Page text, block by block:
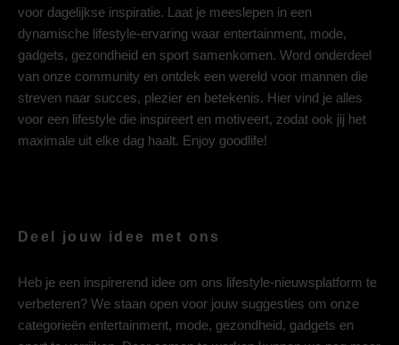
voor dagelijkse inspiratie. Laat je meeslepen in een
dynamische lifestyle-ervaring waar entertainment, mode,
gadgets, gezondheid en sport samenkomen. Word onderdeel
van onze community en ontdek een wereld voor mannen die
streven naar succes, plezier en betekenis. Hier vind je alles
voor een lifestyle die inspireert en motiveert, zodat ook jij het
maximale uit elke dag haalt. Enjoy goodlife!
Deel jouw idee met ons
Heb je een inspirerend idee om ons lifestyle-nieuwsplatform te
verbeteren? We staan open voor jouw suggesties om onze
categorieën entertainment, mode, gezondheid, gadgets en